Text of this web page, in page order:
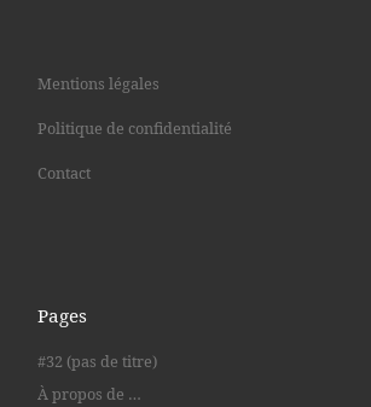
Mentions légales
Politique de confidentialité
Contact
Pages
#32 (pas de titre)
À propos de …